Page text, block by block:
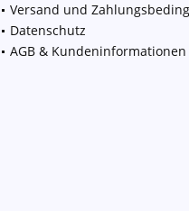
Versand und
Datenschutz
AGB & Kundeninformationen